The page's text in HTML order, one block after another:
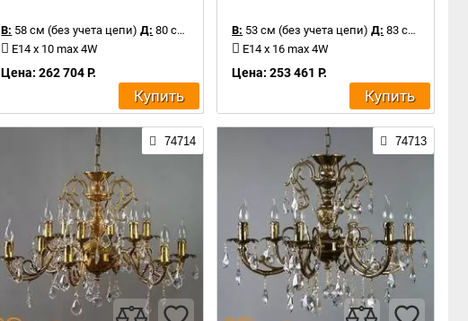
В: 58 см (без учета цепи) Д: 80 см
E14 x 10 max 4W
Цена: 262 704 Р.
Купить
В: 53 см (без учета цепи) Д: 83 см
E14 x 16 max 4W
Цена: 253 461 Р.
Купить
74714 74713